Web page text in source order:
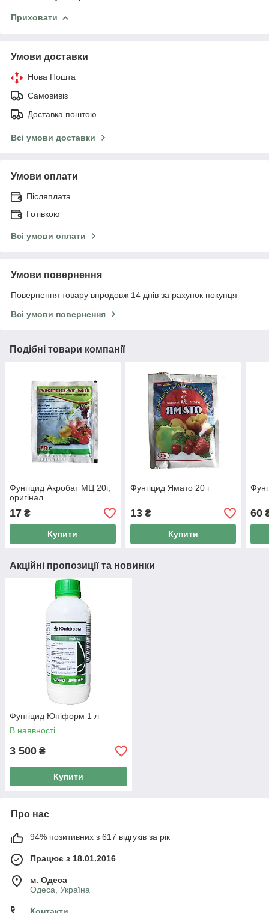
Приховати
Умови доставки
Нова Пошта
Самовивіз
Доставка поштою
Всі умови доставки
Умови оплати
Післяплата
Готівкою
Всі умови оплати
Умови повернення
Повернення товару впродовж 14 днів за рахунок покупця
Всі умови повернення
Подібні товари компанії
Фунгіцид Акробат МЦ 20г,
оригінал
17 ₴
Купити
Фунгіцид Ямато 20 г
13₴
Купити
60
Акційні пропозиції та новинки
Фунгіцид Юніформ 1 л
В наявності
3 500 ₴
Купити
Про нас
94% позитивних з 617 відгуків за рік
Працює з 18.01.2016
м. Одеса
Одеса, Україна